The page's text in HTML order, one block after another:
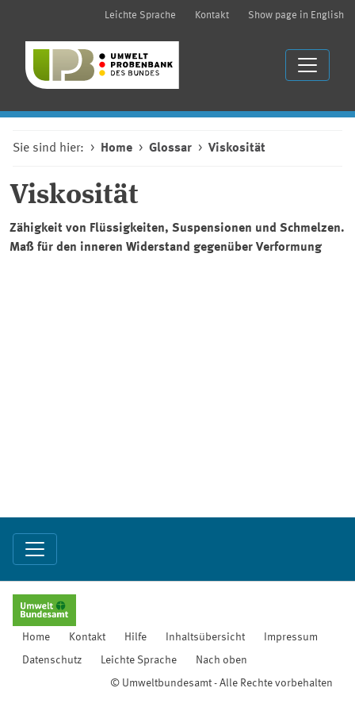
Leichte Sprache Kontakt Show page in English
Sie sind hier: Home Glossar Viskosität
Viskosität
Zähigkeit von Flüssigkeiten, Suspensionen und Schmelzen.
Maß für den inneren Widerstand gegenüber Verformung
Home Kontakt Hilfe Inhaltsübersicht Impressum
Datenschutz Leichte Sprache Nach oben
© Umweltbundesamt - Alle Rechte vorbehalten